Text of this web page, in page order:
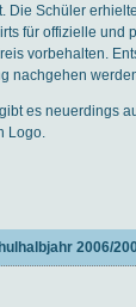
Die Schüler
für offizielle und
vorbehalten.
nachgehen
es neuerdings
Logo.
2006/